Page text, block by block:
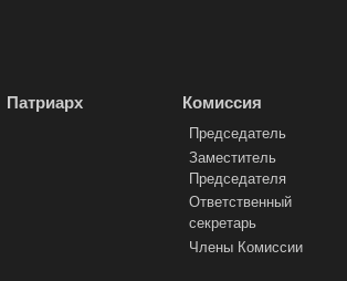
Патриарх Комиссия
Председатель
Заместитель
Председателя
Ответственный
секретарь
Члены Комиссии